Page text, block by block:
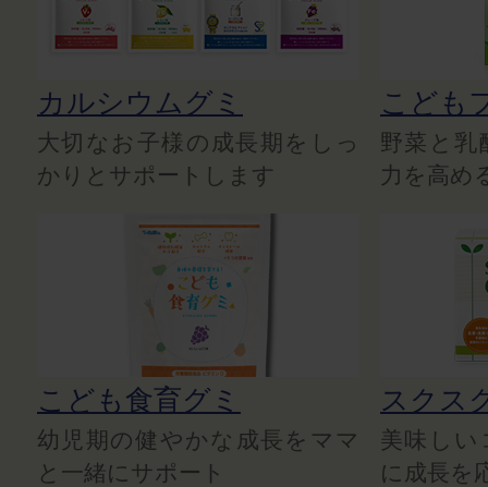
カルシウムグミ
大切なお子様の成長期をしっ
かりとサポートします
こども
野菜と乳
力を高め
こども食育グミ
幼児期の健やかな成長をママ
と一緒にサポート
スクス
美味しい
に成長を